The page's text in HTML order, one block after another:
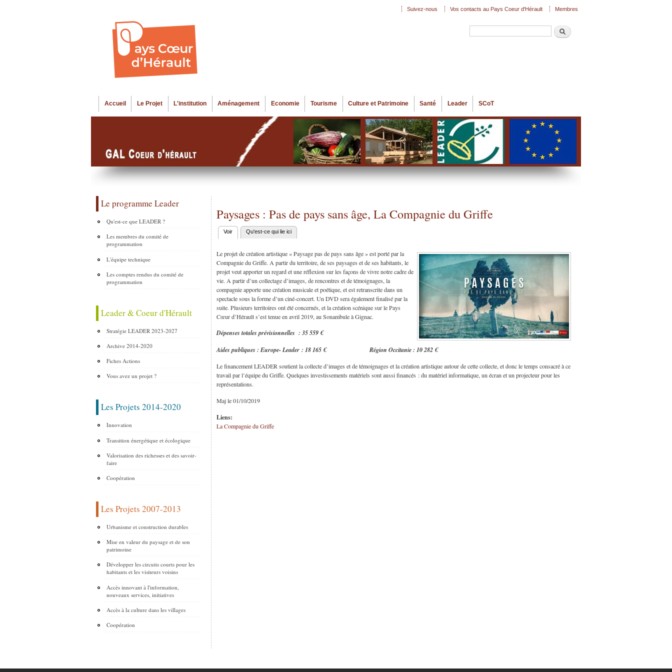
Recherche
Menu principal
Accueil Le Projet L'institution Aménagement Economie Tourisme Culture et Patrimoine Santé Leader SCoT
Suivez-nous Vos contacts au Pays Coeur d'Hérault Membres
Le programme Leader
Qu'est-ce que LEADER ?
Les membres du comité de
programmation
L'équipe technique
Les comptes rendus du comité de
programmation
Leader & Coeur d'Hérault
Stratégie LEADER 2023-2027
Archive 2014-2020
Fiches Actions
Vous avez un projet ?
Les Projets 2014-2020
Innovation
Transition énergétique et écologique
Valorisation des richesses et des savoir-
faire
Coopération
Les Projets 2007-2013
Urbanisme et construction durables
Mise en valeur du paysage et de son
patrimoine
Développer les circuits courts pour les
habitants et les visiteurs voisins
Accès innovant à l'information,
nouveaux services, initiatives
Accès à la culture dans les villages
Coopération
Paysages : Pas de pays sans âge, La Compagnie du Griffe
Onglets principaux
Voir (onglet actif)
Qu'est-ce qui lie ici
Le projet de création artistique « Paysage pas de pays sans âge » est porté par la
Compagnie du Griffe. A partir du territoire, de ses paysages et de ses habitants, le
projet veut apporter un regard et une réflexion sur les façons de vivre notre cadre de
vie. A partir d’un collectage d’images, de rencontres et de témoignages, la
compagnie apporte une création musicale et poétique, et est retranscrite dans un
spectacle sous la forme d’un ciné-concert. Un DVD sera également finalisé par la
suite. Plusieurs territoires ont été concernés, et la création scénique sur le Pays
Cœur d’Hérault s’est tenue en avril 2019, au Sonambule à Gignac.
Dépenses totales prévisionnelles : 35 559 €
Aides publiques : Europe- Leader : 18 165 € Région Occitanie : 10 282 €
Le financement LEADER soutient la collecte d’images et de témoignages et la création artistique autour de cette collecte, et donc le temps consacré à ce
travail par l’équipe du Griffe. Quelques investissements matériels sont aussi financés : du matériel informatique, un écran et un projecteur pour les
représentations.
Maj le 01/10/2019
Liens:
La Compagnie du Griffe